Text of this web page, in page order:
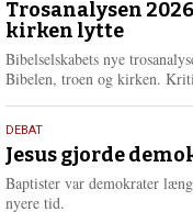
juni
2026
Trosanalysen
kirken lytte
Bibelselskabets nye
Bibelen, troen og kirken.
18.
maj
2026
DEBAT
Jesus gjorde
Baptister var demokrater
nyere tid.